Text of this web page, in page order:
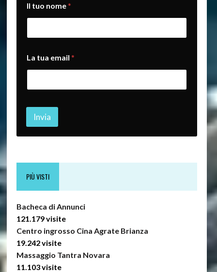
Il tuo nome*
m
a
l
u
La tua email *
Invia
PIÙ VISTI
Bacheca di Annunci
121.179 visite
Centro ingrosso Cina Agrate Brianza
19.242 visite
Massaggio Tantra Novara
11.103 visite